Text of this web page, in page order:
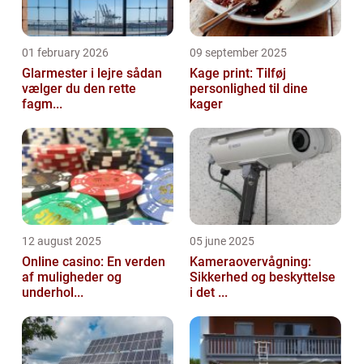
01 february 2026
Glarmester i lejre sådan
vælger du den rette
fagm...
09 september 2025
Kage print: Tilføj
personlighed til dine
kager
12 august 2025
Online casino: En verden
af muligheder og
underhol...
05 june 2025
Kameraovervågning:
Sikkerhed og beskyttelse
i det ...